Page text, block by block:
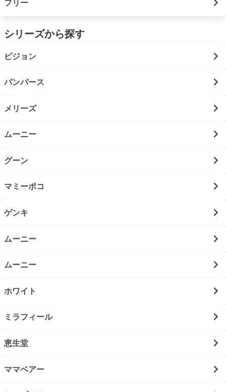
フリー
シリーズから探す
ピジョン
パンパース
メリーズ
ムーニー
グーン
マミーポコ
ゲンキ
ムーニー
ムーニー
ホワイト
ミラフィール
恵生堂
ママベアー